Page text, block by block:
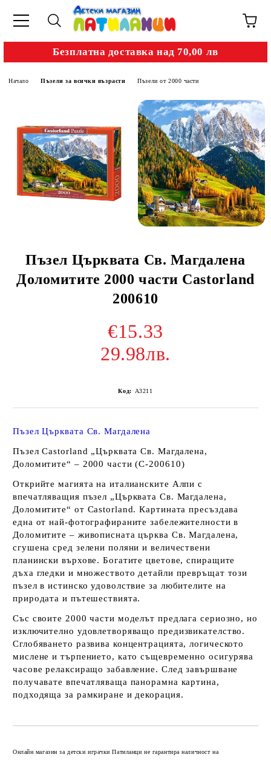
Безплатна доставка над 70,00 лв
Начало Пъзели за всички възрасти Пъзели от 2000 части
Пъзел Църквата Св. Магдалена
Доломитите 2000 части Castorland
200610
€15.33
29.98лв.
Код: A3211
Пъзел Църквата Св. Магдалена
Пъзел Castorland „Църквата Св. Магдалена,
Доломитите“ – 2000 части (C-200610)
Открийте магията на италианските Алпи с
впечатляващия пъзел „Църквата Св. Магдалена,
Доломитите“ от Castorland. Картината пресъздава
една от най-фотографираните забележителности в
Доломитите – живописната църква Св. Магдалена,
сгушена сред зелени поляни и величествени
планински върхове. Богатите цветове, спиращите
дъха гледки и множеството детайли превръщат този
пъзел в истинско удоволствие за любителите на
природата и пътешествията.
Със своите 2000 части моделът предлага сериозно, но
изключително удовлетворяващо предизвикателство.
Сглобяването развива концентрацията, логическото
мислене и търпението, като същевременно осигурява
часове релаксиращо забавление. След завършване
получавате впечатляваща панорамна картина,
подходяща за рамкиране и декорация.
Онлайн магазин за детски играчки Патиланци не гарантира наличност на